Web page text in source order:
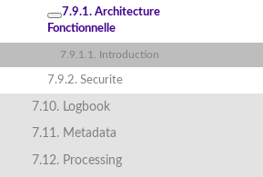
7.9.1. Architecture
Fonctionnelle
7.9.1.1. Introduction
7.9.2. Securite
7.10. Logbook
7.11. Metadata
7.12. Processing